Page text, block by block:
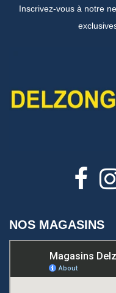
Inscrivez-vous à notre
NOS MAGASINS